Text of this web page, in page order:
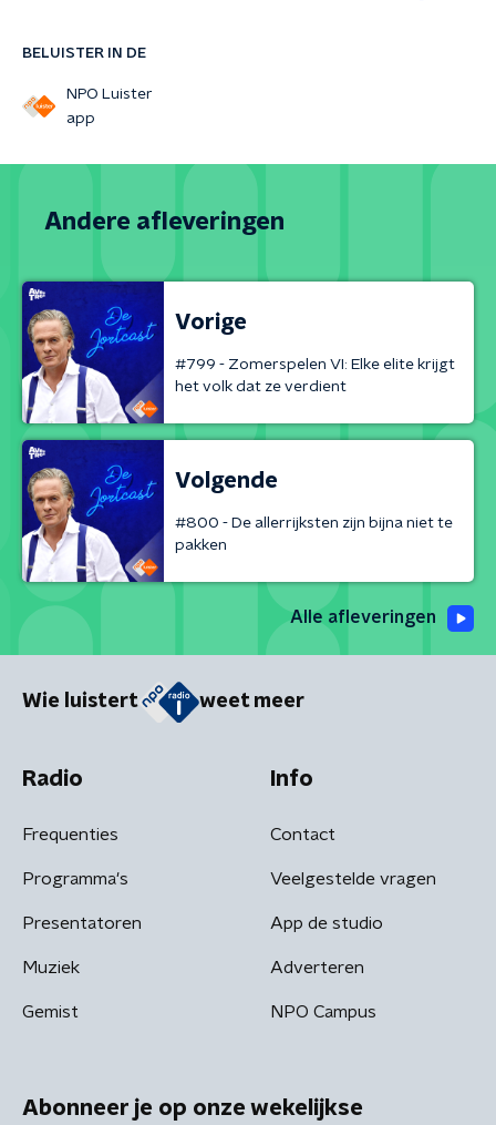
BELUISTER IN DE
NPO Luister
app
Andere afleveringen
Vorige
#799 - Zomerspelen VI: Elke elite krijgt
het volk dat ze verdient
Volgende
#800 - De allerrijksten zijn bijna niet te
pakken
Alle afleveringen
Wie luistert weet meer
Radio
Frequenties
Programma's
Presentatoren
Muziek
Gemist
Info
Contact
Veelgestelde vragen
App de studio
Adverteren
NPO Campus
Abonneer je op onze wekelijkse